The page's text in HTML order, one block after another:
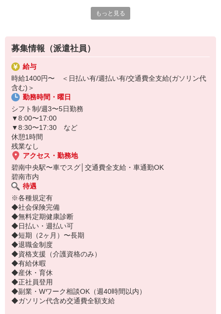
・生活支援（少しの介助あり） など
▼日収例（未経験の場合）
時給1,400円×8時間＝11,200円
日払い・週払いOK◎
すぐにお金が必要な場合は遠慮なく相談してください♪
もっと見る
募集情報（派遣社員）
給与
時給1400円〜 ＜日払い有/週払い有/交通費全支給(ガソリン代
含む)＞
勤務時間・曜日
シフト制/週3〜5日勤務
▼8:00〜17:00
▼8:30〜17:30 など
休憩1時間
残業なし
アクセス・勤務地
碧南中央駅〜車でスグ│交通費全支給・車通勤OK
碧南市内
待遇
※各種規定有
◆社会保険完備
◆無料定期健康診断
◆日払い・週払い可
◆短期（2ヶ月）〜長期
◆退職金制度
◆資格支援（介護資格のみ）
◆有給休暇
◆産休・育休
◆正社員登用
◆副業・Wワーク相談OK（週40時間以内）
◆ガソリン代含め交通費全額支給